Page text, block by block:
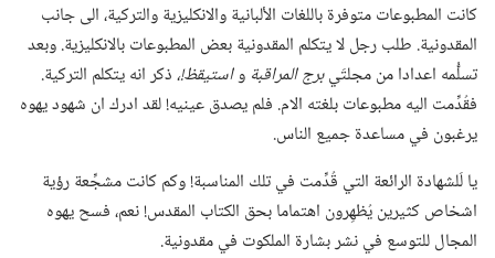
كانت المطبوعات متوفرة باللغات الألبانية والانكليزية والتركية،‏ الى جانب
المقدونية.‏ طلب رجل لا يتكلم المقدونية بعض المطبوعات بالانكليزية.‏ وبعد
تسلُّمه اعدادا من مجلتَيبرج المراقبة واستيقظ!‏،‏ذكر انه يتكلم التركية.‏
فقُدِّمت اليه مطبوعات بلغته الام.‏ فلم يصدق عينيه!‏ لقد ادرك ان شهود يهوه
يرغبون في مساعدة جميع الناس.‏
يا لَلشهادة الرائعة التي قُدِّمت في تلك المناسبة!‏ وكم كانت مشجِّعة رؤية
اشخاص كثيرين يُظهِرون اهتماما بحق الكتاب المقدس!‏ نعم،‏ فسح يهوه
المجال للتوسع في نشر بشارة الملكوت في مقدونية.‏